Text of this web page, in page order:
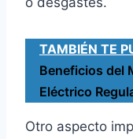
TAMBIÉN TE
Beneficios del
Eléctrico
Otro aspecto